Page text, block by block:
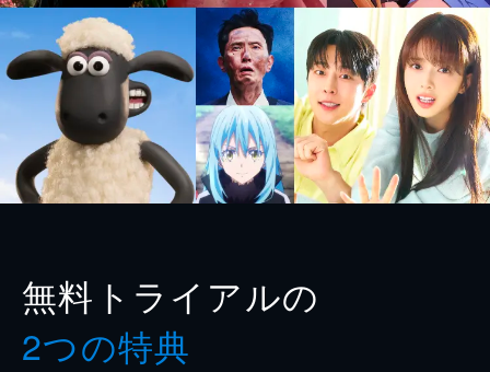
無料トライアルの
2つの特典